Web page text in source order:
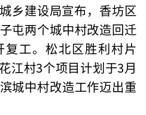
乡建设局宣布，香坊区
屯两个城中村改造回迁
工。松北区胜利村片
江村3个项目计划于3月
城中村改造工作迈出重